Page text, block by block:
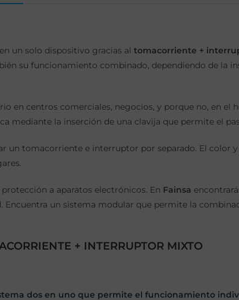
un solo dispositivo gracias altomacorriente +
su funcionamiento combinado, dependiendo de la
en centros comerciales, negocios, y porque no, en el
la inserción de una clavija que permite el
un tomacorriente e interruptor por separado. El color
a aparatos electrónicos. En Fainsa
Encuentra un sistema modular que permite la
+ INTERRUPTOR MIXTO
dos en uno que permite el funcionamiento